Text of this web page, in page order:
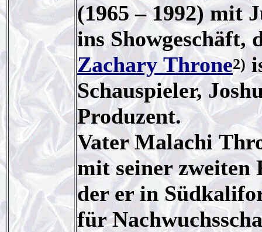
(1965 – 1992) mit
ins Showgeschäft,
Zachary Throne2)
Schauspieler,
Produzent.
Vater Malachi
mit seiner
der er in
für